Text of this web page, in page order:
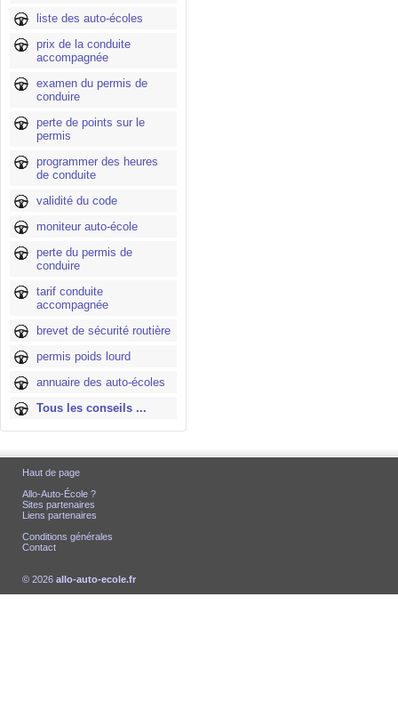
liste des auto-écoles
prix de la conduite
accompagnée
examen du permis de
conduire
perte de points sur le
permis
programmer des heures
de conduite
validité du code
moniteur auto-école
perte du permis de
conduire
tarif conduite
accompagnée
brevet de sécurité routière
permis poids lourd
annuaire des auto-écoles
Tous les conseils ...
Haut de page
Allo-Auto-École ?
Sites partenaires
Liens partenaires
Conditions générales
Contact
© 2026 allo-auto-ecole.fr